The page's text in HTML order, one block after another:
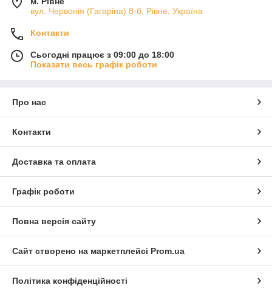
вул. Червонія (Гагаріна) 8-б, Рівне, Україна
Контакти
Сьогодні працює з 09:00 до 18:00
Показати весь графік роботи
Про нас
Контакти
Доставка та оплата
Графік роботи
Повна версія сайту
Сайт створено на маркетплейсі Prom.ua
Політика конфіденційності